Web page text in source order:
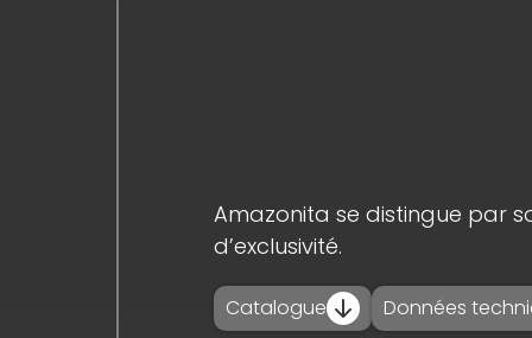
projets_Amazonita se distingue par
d’exclusivité.
Catalogue Données